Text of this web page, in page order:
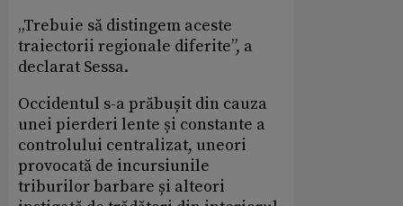
„Trebuie să distingem aceste
traiectorii regionale diferite”, a
declarat Sessa.
Occidentul s-a prăbușit din cauza
unei pierderi lente și constante a
controlului centralizat, uneori
provocată de incursiunile
triburilor barbare și alteori